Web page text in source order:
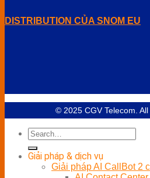
DISTRIBUTION CỦA SNOM EU
© 2025 CGV Telecom.
Giải pháp & dịch vụ
Giải pháp AI CallBot 2